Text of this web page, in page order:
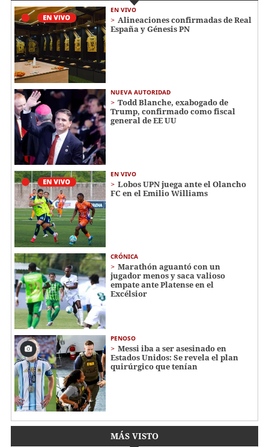
EN VIVO
Alineaciones confirmadas de Real
España y Génesis PN
NUEVA AUTORIDAD
Todd Blanche, exabogado de
Trump, confirmado como fiscal
general de EE UU
EN VIVO
Lobos UPN juega ante el Olancho
FC en el Emilio Williams
CRÓNICA
Marathón aguantó con un
jugador menos y saca valioso
empate ante Platense en el
Excélsior
PENOSO
Messi iba a ser asesinado en
Estados Unidos: Se revela el plan
quirúrgico que tenían
MÁS VISTO